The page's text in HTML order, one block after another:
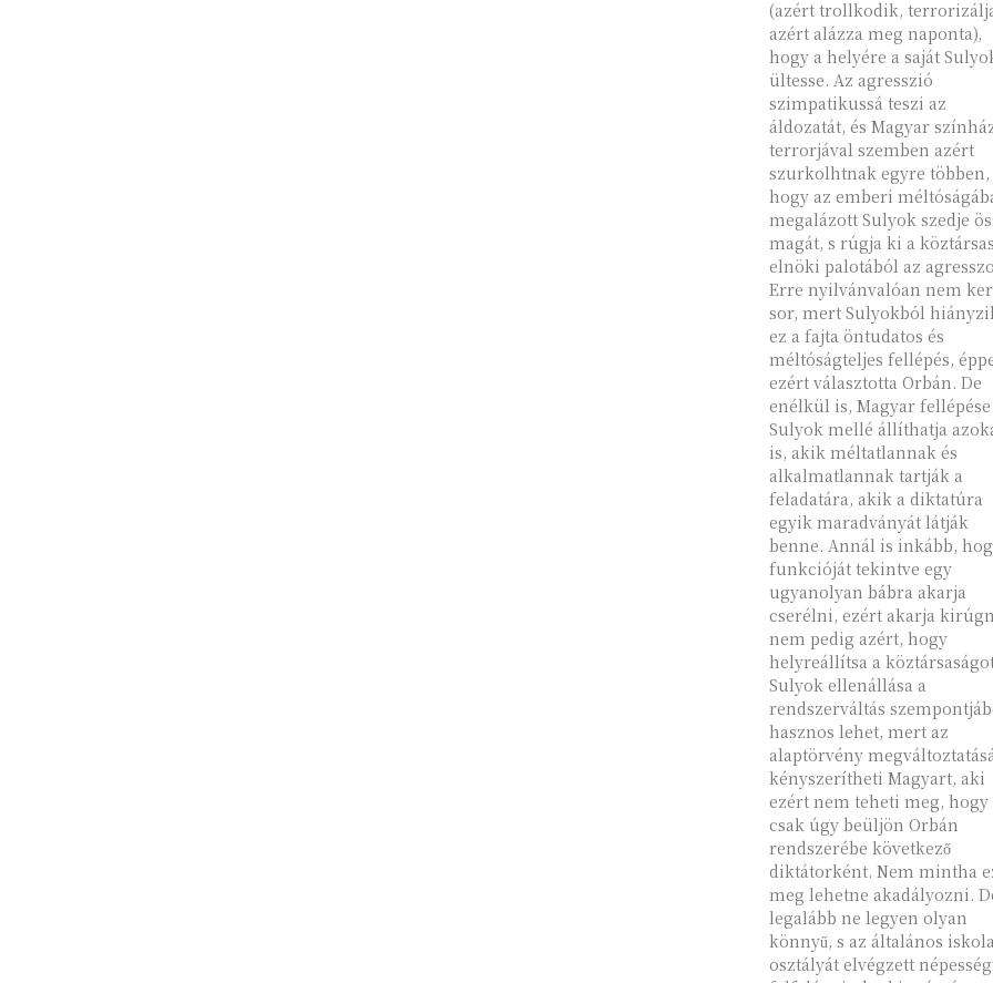
(azért trollkodik,
azért alázza meg naponta),
hogy a helyére a saját
ültesse. Az agresszió
szimpatikussá teszi az
áldozatát, és Magyar
terrorjával szemben azért
szurkolhtnak egyre többen,
hogy az emberi
megalázott Sulyok szedje
magát, s rúgja ki a
elnöki palotából az
Erre nyilvánvalóan nem
sor, mert Sulyokból
ez a fajta öntudatos és
méltóságteljes fellépés,
ezért választotta Orbán. De
enélkül is, Magyar fellépése
Sulyok mellé állíthatja
is, akik méltatlannak és
alkalmatlannak tartják a
feladatára, akik a diktatúra
egyik maradványát látják
benne. Annál is inkább,
funkcióját tekintve egy
ugyanolyan bábra akarja
cserélni, ezért akarja
nem pedig azért, hogy
helyreállítsa a
Sulyok ellenállása a
rendszerváltás
hasznos lehet, mert az
alaptörvény
kényszerítheti Magyart, aki
ezért nem teheti meg, hogy
csak úgy beüljön Orbán
rendszerébe következő
diktátorként. Nem mintha ezt
meg lehetne akadályozni.
legalább ne legyen olyan
könnyű, s az általános
osztályát elvégzett